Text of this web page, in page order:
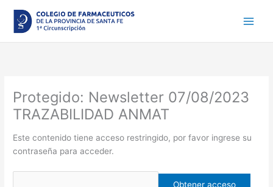
contenido
Protegido: Newsletter 07/08/2023
TRAZABILIDAD ANMAT
Este contenido tiene acceso restringido, por favor ingrese su
contraseña para acceder.